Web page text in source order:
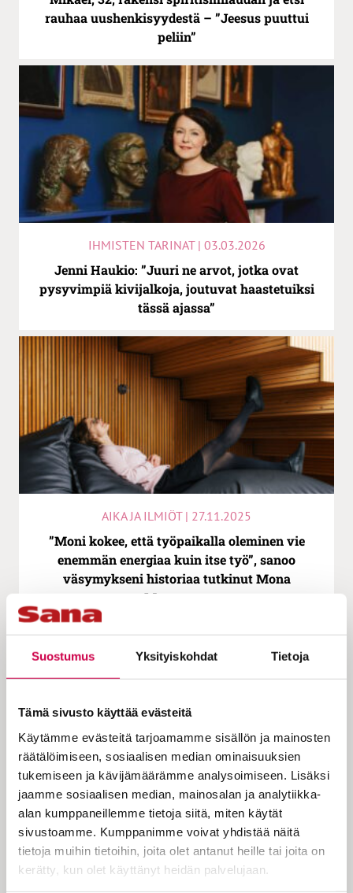
Suostumus Yksityiskohdat Tietoja
Tämä sivusto käyttää evästeitä
Käytämme evästeitä tarjoamamme sisällön ja mainosten
räätälöimiseen, sosiaalisen median ominaisuuksien
tukemiseen ja kävijämäärämme analysoimiseen. Lisäksi
jaamme sosiaalisen median, mainosalan ja analytiikka-
alan kumppaneillemme tietoja siitä, miten käytät
sivustoamme. Kumppanimme voivat yhdistää näitä
tietoja muihin tietoihin, joita olet antanut heille tai joita on
kerätty, kun olet käyttänyt heidän palvelujaan.
rauhaa uushenkisyydestä – ”Jeesus puuttui
peliin”
IHMISTEN TARINAT | 03.03.2026
Jenni Haukio: ”Juuri ne arvot, jotka ovat
pysyvimpiä kivijalkoja, joutuvat haastetuiksi
tässä ajassa”
AIKA JA ILMIÖT | 27.11.2025
”Moni kokee, että työpaikalla oleminen vie
enemmän energiaa kuin itse työ”, sanoo
väsymykseni historiaa tutkinut Mona
Mannevuo
PÄÄKIRJOITUS | 11.11.2025
Pääkirjoitus | Kristilliset hyveet eivät ole
vanhentuneita